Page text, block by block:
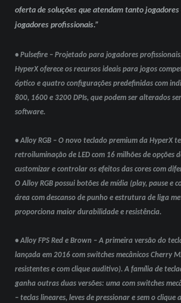
oferta de soluções que atendam tanto jogadores
jogadores profissionais.”
• Pulsefire – Projetado para jogadores
HyperX oferece os recursos ideais para jogos
óptico e quatro configurações predefinidas com
800, 1600 e 3200 DPIs, que podem ser alterados
software.
• Alloy RGB – O novo teclado premium da HyperX
retroiluminação de LED com 16 milhões de opções
customizar e controlar os efeitos das cores com
O Alloy RGB possui botões de mídia (play, pause e
área com descanso de punho e estrutura de liga
proporciona maior durabilidade e resistência.
• Alloy FPS Red e Brown – A primeira versão do
lançada em 2016 com switches mecânicos Cherry
resistentes e com clique auditivo). A família de
ganha outras duas versões: uma com switches
– teclas lineares, leves de pressionar e sem o clique